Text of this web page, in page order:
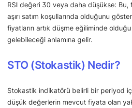
RSI değeri 30 veya daha düşükse: Bu,
aşırı satım koşullarında olduğunu
fiyatların artık düşme eğiliminde
gelebileceği anlamına gelir.
STO (Stokastik) Nedir?
Stokastik indikatörü belirli bir periyod
düşük değerlerin mevcut fiyata olan